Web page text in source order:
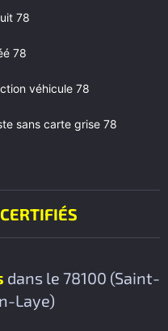
78
78
véhicule 78
sans carte grise 78
dans le 78100 (Saint-
Laye)